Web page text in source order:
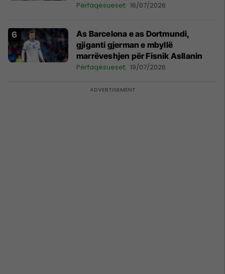
Përfaqësueset 16/07/2026
As Barcelona e as Dortmundi,
gjiganti gjerman e mbyllë
marrëveshjen për Fisnik Asllanin
Përfaqësueset 19/07/2026